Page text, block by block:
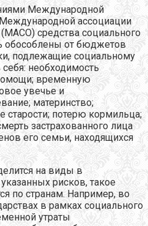
Международной
ассоциации
средства социального
обособлены от бюджетов
подлежащие социальному
необходимость
временную
увечье и
материнство;
старости; потерю кормильца;
застрахованного лица
его семьи, находящихся
на виды в
рисков, такое
по странам. Например, во
в рамках социального
утраты